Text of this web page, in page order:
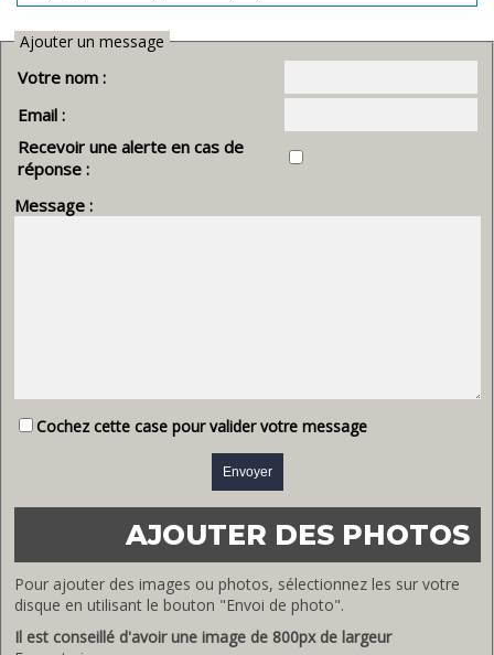
Ajouter un message
Votre nom :
Email :
Recevoir une alerte en cas de
réponse :
Message :
Cochez cette case pour valider votre message
AJOUTER DES PHOTOS
Pour ajouter des images ou photos, sélectionnez les sur votre
disque en utilisant le bouton "Envoi de photo".
Il est conseillé d'avoir une image de 800px de largeur